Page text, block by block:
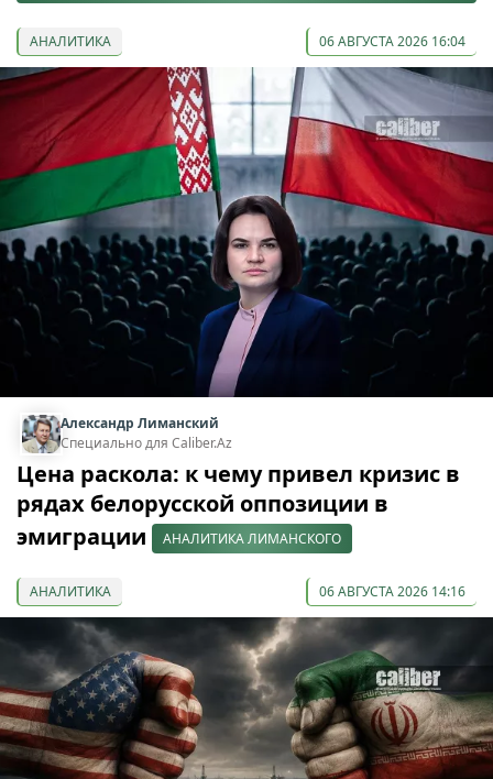
АНАЛИТИКА 06 АВГУСТА 2026 16:04
Александр Лиманский
Специально для Caliber.Az
Цена раскола: к чему привел кризис в
рядах белорусской оппозиции в
эмиграции
АНАЛИТИКА ЛИМАНСКОГО
АНАЛИТИКА 06 АВГУСТА 2026 14:16